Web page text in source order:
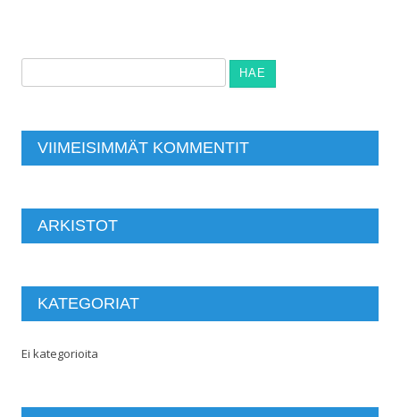
VIIMEISIMMÄT KOMMENTIT
ARKISTOT
KATEGORIAT
Ei kategorioita